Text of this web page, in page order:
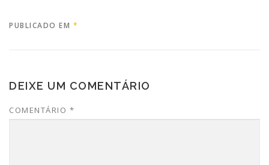
PUBLICADO EM *
DEIXE UM COMENTÁRIO
COMENTÁRIO *